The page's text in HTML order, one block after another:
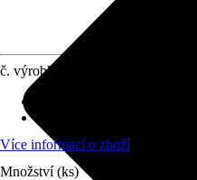
č. výrobku
Více informací o zboží
Množství (ks)